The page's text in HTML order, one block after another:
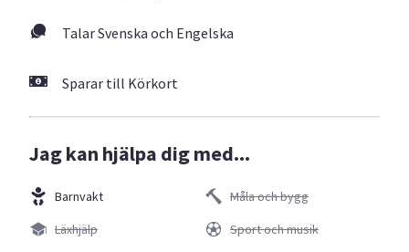
Talar Svenska och Engelska
Sparar till Körkort
Jag kan hjälpa dig med...
Barnvakt
Läxhjälp
Måla och bygg
Sport och musik